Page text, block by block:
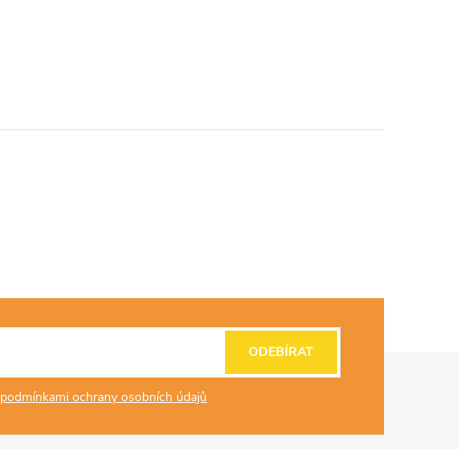
podmínkami ochrany osobních údajů
ODEBÍRAT